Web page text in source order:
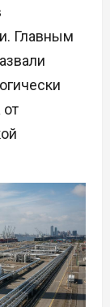
Главным
от